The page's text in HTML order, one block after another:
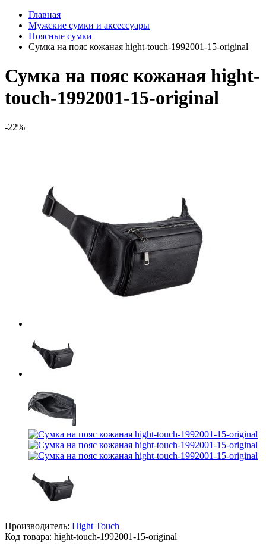
Главная
Мужские сумки и аксессуары
Поясные сумки
Сумка на пояс кожаная hight-touch-1992001-15-original
Сумка на пояс кожаная hight-
touch-1992001-15-original
-22%
Производитель: Hight Touch
Код товара: hight-touch-1992001-15-original